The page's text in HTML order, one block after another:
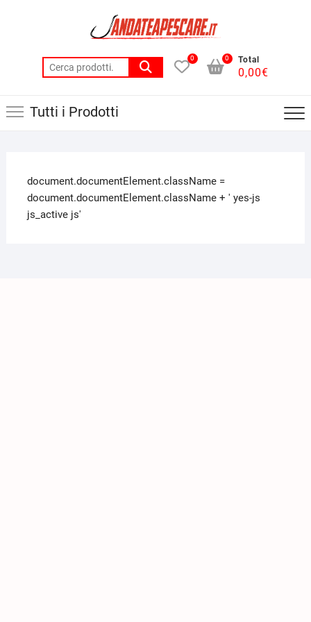
0 Total
0,00€
0
Tutti i Prodotti
document.documentElement.className =
document.documentElement.className + ' yes-js
js_active js'